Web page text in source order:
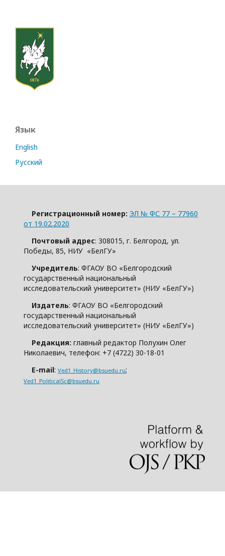
Язык
English
Русский
Регистрационный номер: ЭЛ № ФС 77 – 77960
от 19.02.2020
Почтовый адрес: 308015, г. Белгород, ул.
Победы, 85, НИУ «БелГУ»
Учредитель: ФГАОУ ВО «Белгородский
государственный национальный
исследовательский университет» (НИУ «БелГУ»)
Издатель: ФГАОУ ВО «Белгородский
государственный национальный
исследовательский университет» (НИУ «БелГУ»)
Редакция: главный редактор Полухин Олег
Николаевич, телефон: +7 (4722) 30-18-01
E-mail: Ved1_History@bsuedu.ru;
Ved1_PoliticalSc@bsuedu.ru